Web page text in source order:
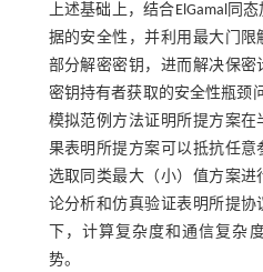
上述基础上，结合ElGamal同
据的安全性，并利用最大门
部分解密密钥，进而解决保
密钥持有者获取的安全性瓶颈
模拟范例方法证明所提方案
果表明所提方案可以抵抗任意
选取同类最大（小）值方案进
论分析和仿真验证表明所提
下，计算复杂度和通信复杂
势。